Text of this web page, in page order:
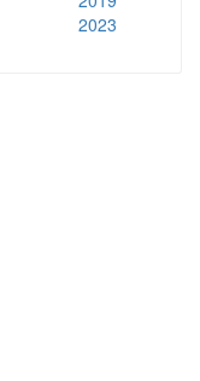
2023